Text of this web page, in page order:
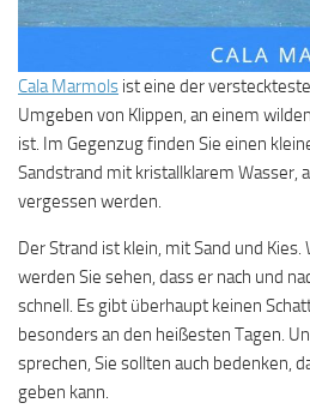
Cala Marmols ist eine der
Umgeben von Klippen, an einem
ist. Im Gegenzug finden Sie einen
Sandstrand mit kristallklarem Wasser,
vergessen werden.
Der Strand ist klein, mit Sand und Kies.
werden Sie sehen, dass er nach und
schnell. Es gibt überhaupt keinen
besonders an den heißesten Tagen.
sprechen, Sie sollten auch bedenken,
geben kann.